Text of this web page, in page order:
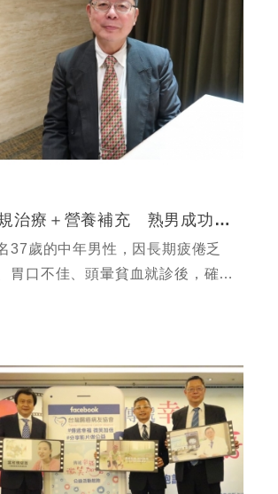
正規治療＋營養補充 熟男成功逆轉末期癌
37歲的中年男性，因長期疲倦乏
胃口不佳、頭暈貧血就診後，確診
勇氣並...